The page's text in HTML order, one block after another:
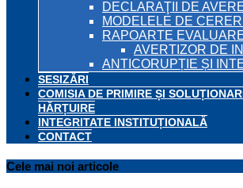
DECLARAŢII DE
MODELELE DE
RAPOARTE
AVERTIZOR DE
ANTICORUPȚIE ȘI
SESIZĂRI
COMISIA DE PRIMIRE ȘI
HĂRȚUIRE
INTEGRITATE INSTITUȚIONALĂ
CONTACT
Cele mai noi articole